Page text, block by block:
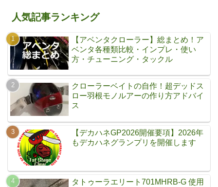
人気記事ランキング
【アベンタクローラー】総まとめ！ア
ベンタ各種類比較・インプレ・使い
方・チューニング・タックル
クローラーベイトの自作！超デッドス
ロー羽根モノルアーの作り方アドバイ
ス
【デカハネGP2026開催要項】2026年
もデカハネグランプリを開催します
タトゥーラエリート701MHRB-G 使用